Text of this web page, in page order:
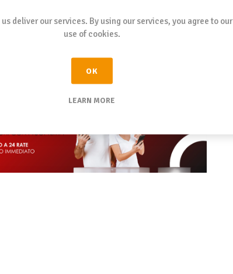
deliver our services. By using our services, you agree to our
use of cookies.
OK
LEARN MORE